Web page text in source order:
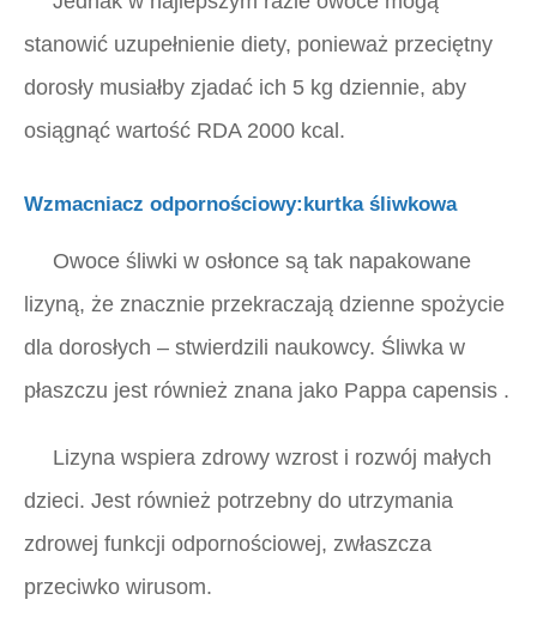
stanowić uzupełnienie diety, ponieważ przeciętny
dorosły musiałby zjadać ich 5 kg dziennie, aby
osiągnąć wartość RDA 2000 kcal.
Wzmacniacz odpornościowy:kurtka śliwkowa
Owoce śliwki w osłonce są tak napakowane
lizyną, że znacznie przekraczają dzienne spożycie
dla dorosłych – stwierdzili naukowcy. Śliwka w
płaszczu jest również znana jako Pappa capensis .
Lizyna wspiera zdrowy wzrost i rozwój małych
dzieci. Jest również potrzebny do utrzymania
zdrowej funkcji odpornościowej, zwłaszcza
przeciwko wirusom.